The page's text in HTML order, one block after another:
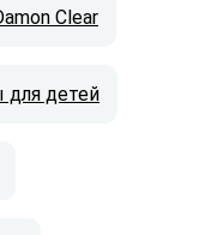
Clear
для детей